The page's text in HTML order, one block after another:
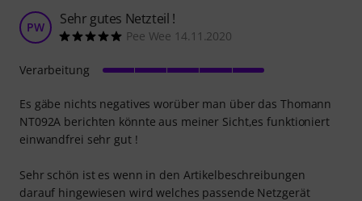
PW Sehr gutes Netzteil !
Pee Wee 14.11.2020
Es gäbe nichts negatives worüber man über das Thomann
NT092A berichten könnte aus meiner Sicht,es funktioniert
einwandfrei sehr gut !
Sehr schön ist es wenn in den Artikelbeschreibungen
darauf hingewiesen wird welches passende Netzgerät
Verarbeitung